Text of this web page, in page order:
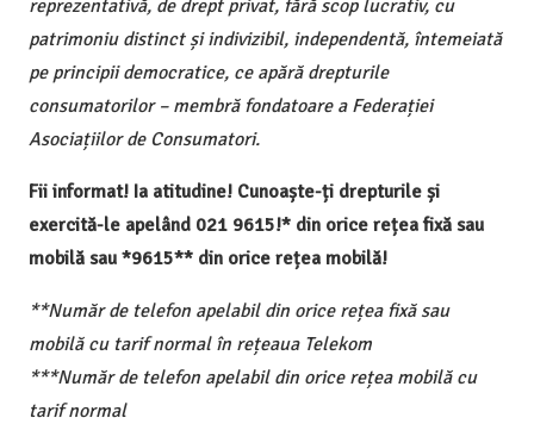
reprezentativă, de drept privat, fără scop lucrativ, cu
patrimoniu distinct și indivizibil, independentă, întemeiată
pe principii democratice, ce apără drepturile
consumatorilor – membră fondatoare a Federației
Asociațiilor de Consumatori.
Fii informat! Ia atitudine! Cunoaște-ți drepturile și
exercită-le apelând 021 9615!* din orice rețea fixă sau
mobilă sau *9615** din orice rețea mobilă!
**Număr de telefon apelabil din orice rețea fixă sau
mobilă cu tarif normal în rețeaua Telekom
***Număr de telefon apelabil din orice rețea mobilă cu
tarif normal